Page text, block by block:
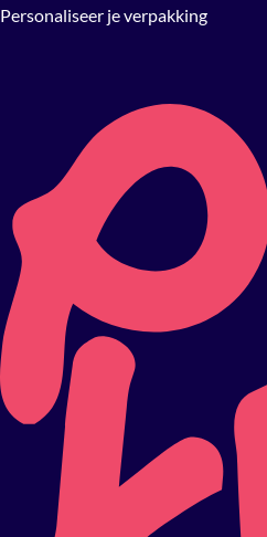
Personaliseer je verpakking